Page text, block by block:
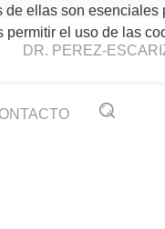
DR. PEREZ-
ellas son
el uso de las